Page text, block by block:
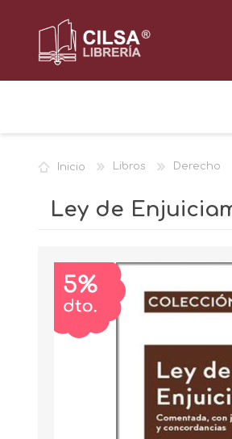
Inicio Libros Derecho
Ley de